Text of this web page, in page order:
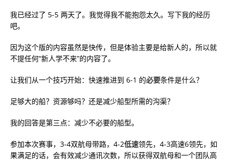
我已经过了 5-5 两天了。我觉得我不能抱怨太久。写下我的经历
吧。
因为这个版的内容虽然是快传，但是体验主要是给新人的，所以就
不提任何“新人学不来”的内容了。
让我们从一个技巧开始：快速推进到 6-1 的必要条件是什么？
足够大的船？资源够吗？还是减少船型所需的沟渠？
我的回答是第三点：减少不必要的船型。
参加本次赛事，3-4双航母带路，4-2低速领先，4-3高速6领先，如
果满足的话，会有效减少通讯次数，所以获得双航母和一个团队高